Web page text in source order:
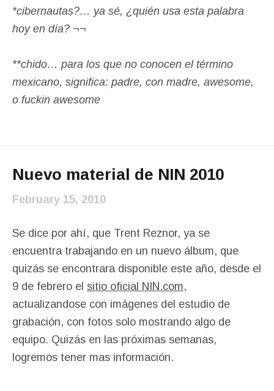
*cibernautas?… ya sé, ¿quién usa esta palabra
hoy en día? ¬¬
**chido… para los que no conocen el término
mexicano, significa: padre, con madre, awesome,
o fuckin awesome
Nuevo material de NIN 2010
February 15, 2010
Se dice por ahí, que Trent Reznor, ya se
encuentra trabajando en un nuevo álbum, que
quizás se encontrara disponible este año, desde el
9 de febrero el sitio oficial NIN.com,
actualizandose con imágenes del estudio de
grabación, con fotos solo mostrando algo de
equipo. Quizás en las próximas semanas,
logremos tener mas información.